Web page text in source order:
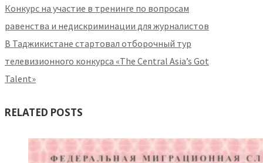
Конкурс на участие в тренинге по вопросам
равенства и недискриминации для журналистов
В Таджикистане стартовал отборочный тур
телевизионного конкурса «The Central Asia’s Got
Talent»
RELATED POSTS